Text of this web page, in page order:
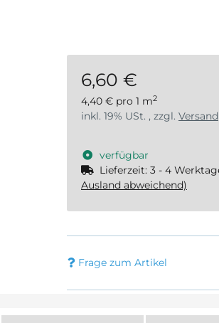
6,60 €
4,40 € pro 1 m2
inkl. 19% USt. , zzgl. Versand
verfügbar
Lieferzeit: 3 - 4
Ausland abweichend)
Frage zum Artikel